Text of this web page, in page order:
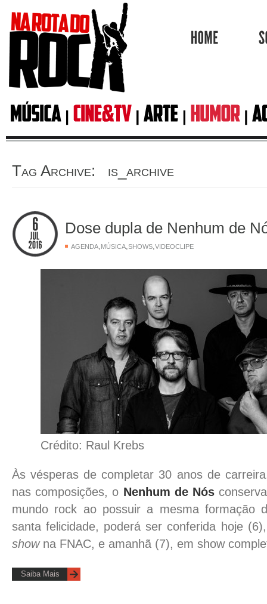
Tag Archive: is_archive
Dose dupla de Nenhum de
AGENDA, MÚSICA,SHOWS,VIDEOCLIPE
Crédito: Raul Krebs
Às vésperas de completar 30 anos de
nas composições, o Nenhum de Nós
mundo rock ao possuir a mesma formação
santa felicidade, poderá ser conferida hoje
showna FNAC, e amanhã (7), em show
Saiba Mais